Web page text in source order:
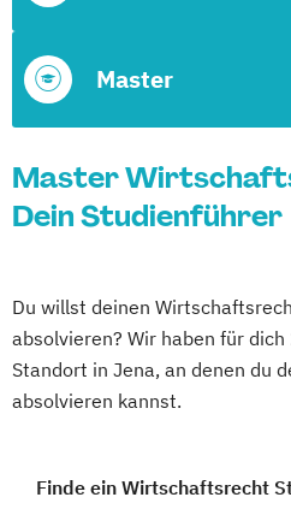
Master
Master
Dein Studienführer
Du willst deinen
absolvieren? Wir haben für
Standort in Jena, an denen du
absolvieren kannst.
Finde ein Wirtschaftsrecht